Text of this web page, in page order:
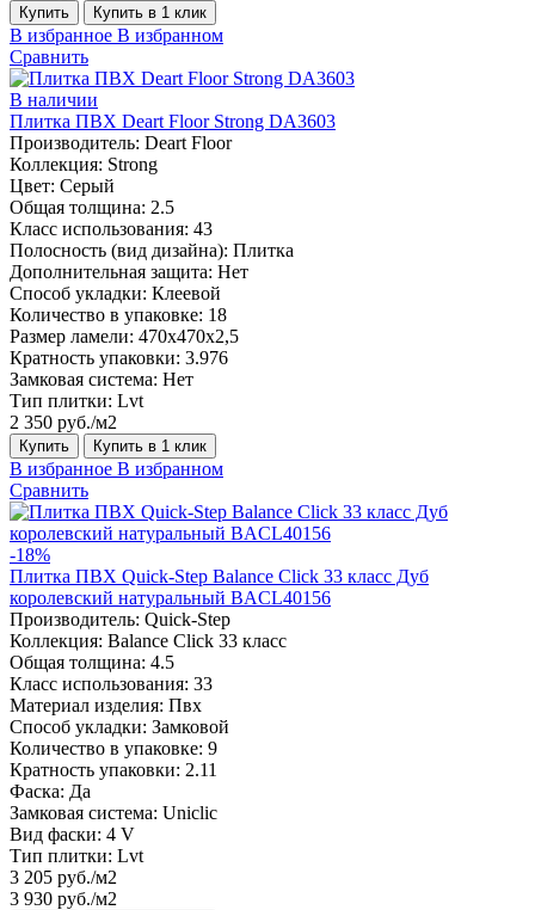
Купить Купить в 1 клик
В избранное В избранном
Сравнить
В наличии
Плитка ПВХ Deart Floor Strong DA3603
Производитель: Deart Floor
Коллекция: Strong
Цвет: Серый
Общая толщина: 2.5
Класс использования: 43
Полосность (вид дизайна): Плитка
Дополнительная защита: Нет
Способ укладки: Клеевой
Количество в упаковке: 18
Размер ламели: 470х470х2,5
Кратность упаковки: 3.976
Замковая система: Нет
Тип плитки: Lvt
2 350 руб./м2
Купить Купить в 1 клик
В избранное В избранном
Сравнить
-18%
Плитка ПВХ Quick-Step Balance Click 33 класс Дуб
королевский натуральный BACL40156
Производитель: Quick-Step
Коллекция: Balance Click 33 класс
Общая толщина: 4.5
Класс использования: 33
Материал изделия: Пвх
Способ укладки: Замковой
Количество в упаковке: 9
Кратность упаковки: 2.11
Фаска: Да
Замковая система: Uniclic
Вид фаски: 4 V
Тип плитки: Lvt
3 205 руб./м2
3 930 руб./м2